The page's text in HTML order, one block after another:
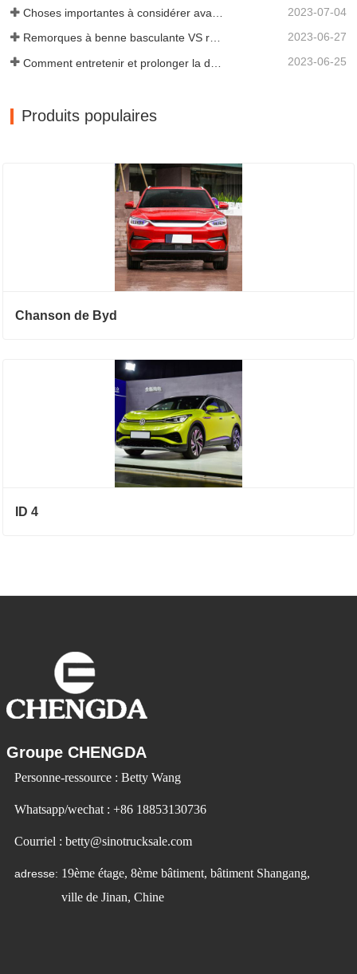
2023-07-04
Remorques à benne basculante VS remorques à benne latérale : quelle est la meilleure solution pour votre entreprise ? 2023-06-27
2023-06-25
Produits populaires
Chanson de Byd
ID 4
Groupe CHENGDA
Personne-ressource : Betty Wang
Whatsapp/wechat : +86 18853130736
Courriel : betty@sinotrucksale.com
adresse: 19ème étage, 8ème bâtiment, bâtiment Shangang,
ville de Jinan, Chine